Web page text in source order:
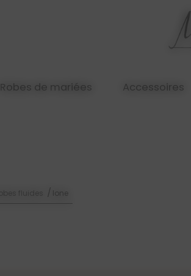
Robes de mariées Accessoires
/ Ione